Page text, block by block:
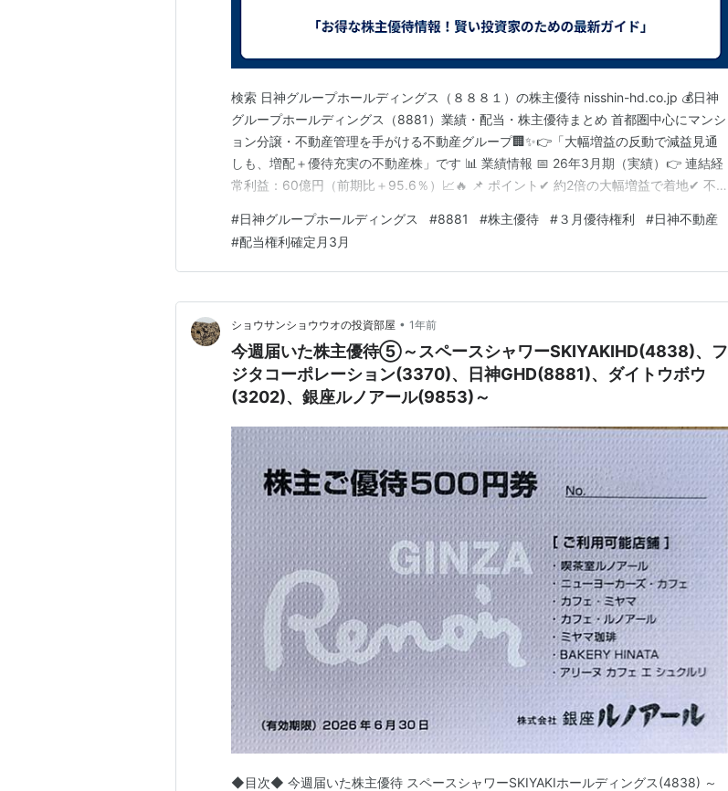
検索 日神グループホールディングス（８８８１）の株主優待 nisshin-hd.co.jp 💰日神
グループホールディングス（8881）業績・配当・株主優待まとめ 首都圏中心にマンシ
ョン分譲・不動産管理を手がける不動産グループ🏢✨👉「大幅増益の反動で減益見通
しも、増配＋優待充実の不動産株」です 📊 業績情報 📅 26年3月期（実績）👉 連結経
常利益：60億円（前期比＋95.6％）📈🔥 📌 ポイント✔ 約2倍の大幅増益で着地✔ 不動
益：50億円（前期比▲16.7％）📉 📌 ポイント✔ 増益から一転減益見通し✔ 反動…
#日神グループホールディングス #8881 #株主優待 #３月優待権利 #日神不動産
#配当権利確定月3月
ショウサンショウウオの投資部屋 • 1年前
今週届いた株主優待⑤～スペースシャワーSKIYAKIHD(4838)、フ
ジタコーポレーション(3370)、日神GHD(8881)、ダイトウボウ
(3202)、銀座ルノアール(9853)～
◆目次◆ 今週届いた株主優待 スペースシャワーSKIYAKIホールディングス(4838) ～